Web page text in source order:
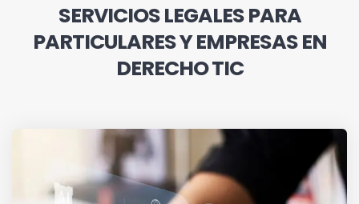
SERVICIOS LEGALES PARA
PARTICULARES Y EMPRESAS EN
DERECHO TIC